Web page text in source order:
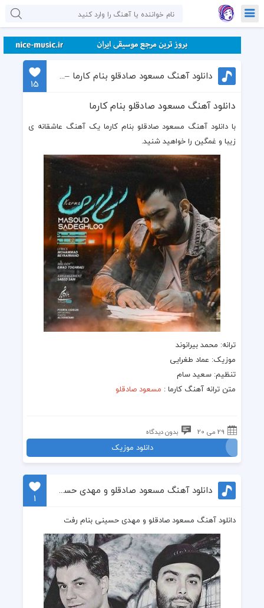
دانلود آهنگ مسعود صادقلو بنام کارما – به کارما اعتقاد داری
15
دانلود آهنگ مسعود صادقلو بنام کارما
با دانلود آهنگ مسعود صادقلو بنام کارما یک آهنگ عاشقانه ی
زیبا و غمگین را خواهید شنید.
ترانه: محمد بیرانوند
موزیک: عماد طغرایی
تنظیم: سعید سام
متن ترانهآهنگ کارما: مسعود صادقلو
29 می 20 بدون دیدگاه
دانلود موزیک
دانلود آهنگ مسعود صادقلو و مهدی حسینی بنام رفت
1
دانلود آهنگ مسعود صادقلو و مهدی حسینی بنام رفت